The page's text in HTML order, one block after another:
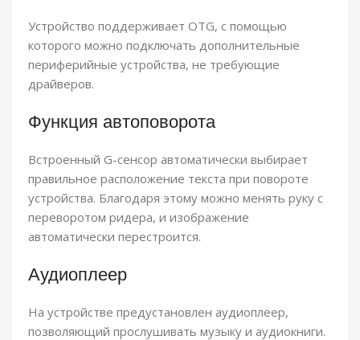
Устройство поддерживает OTG, с помощью
которого можно подключать дополнительные
периферийные устройства, не требующие
драйверов.
Функция автоповорота
Встроенный G-сенсор автоматически выбирает
правильное расположение текста при повороте
устройства. Благодаря этому можно менять руку с
переворотом ридера, и изображение
автоматически перестроится.
Аудиоплеер
На устройстве предустановлен аудиоплеер,
позволяющий прослушивать музыку и аудиокниги.